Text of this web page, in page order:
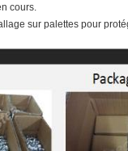
cours.
sur palettes pour